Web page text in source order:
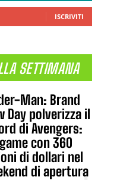
ISCRIVITI
SETTIMANA
Man: Brand
Day polverizza il
di Avengers:
con 360
di dollari nel
di apertura